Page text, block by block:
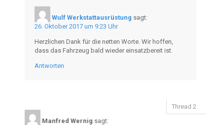
Wulf Werkstattausrüstung sagt:
26. Oktober 2017 um 9:23 Uhr
Herzlichen Dank für die netten Worte. Wir hoffen,
dass das Fahrzeug bald wieder einsatzbereit ist.
Antworten
Manfred Wernig sagt: